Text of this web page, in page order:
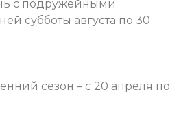
с подружейными
субботы августа по 30
сезон – с 20 апреля по